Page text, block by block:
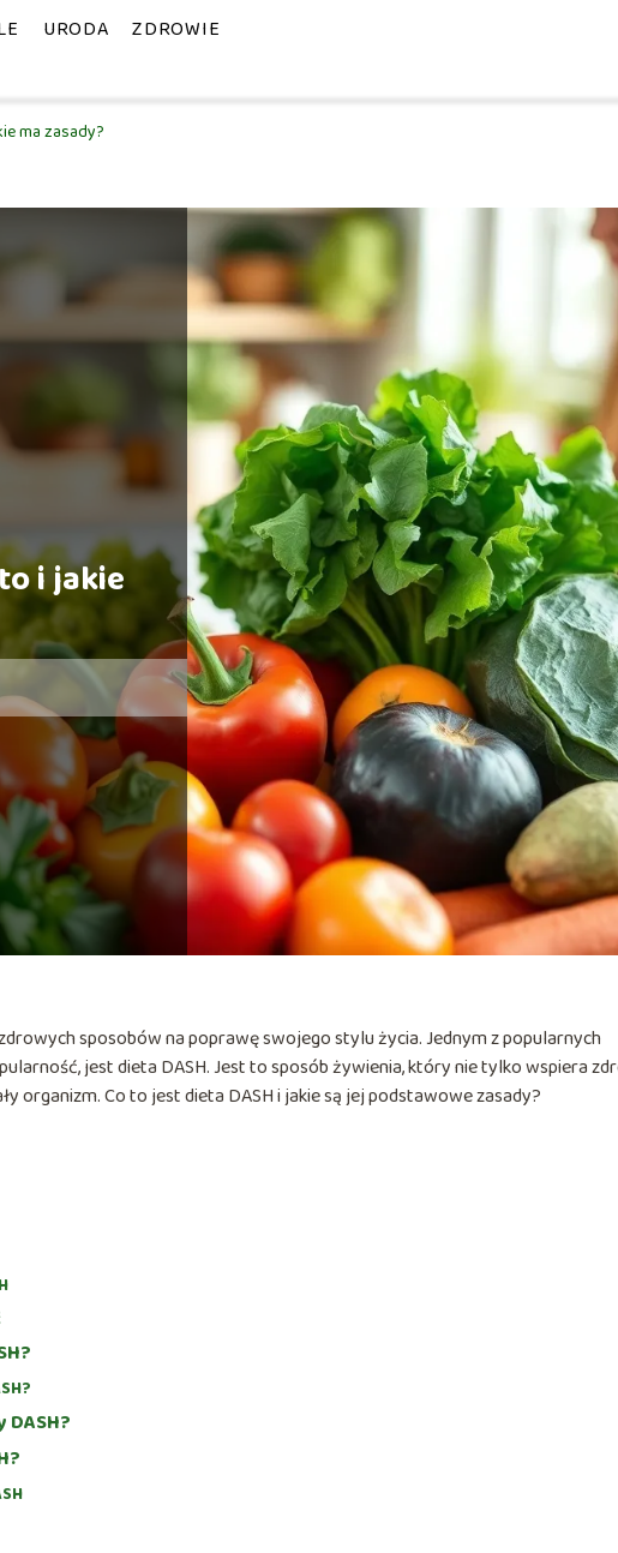
URODA ZDROWIE
ma zasady?
i jakie
sposobów na poprawę swojego stylu życia. Jednym z popularnych
jest dieta DASH. Jest to sposób żywienia, który nie tylko wspiera
organizm. Co to jest dieta DASH i jakie są jej podstawowe zasady?